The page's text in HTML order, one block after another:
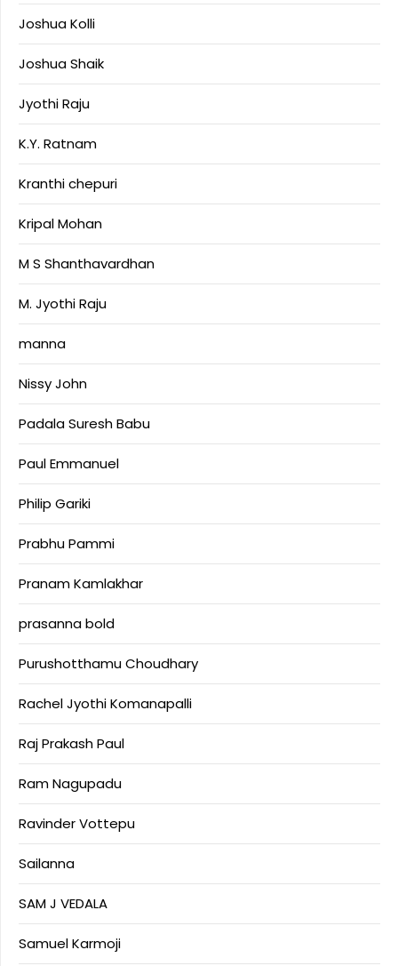
Joshua Kolli
Joshua Shaik
Jyothi Raju
K.Y. Ratnam
Kranthi chepuri
Kripal Mohan
M S Shanthavardhan
M. Jyothi Raju
manna
Nissy John
Padala Suresh Babu
Paul Emmanuel
Philip Gariki
Prabhu Pammi
Pranam Kamlakhar
prasanna bold
Purushotthamu Choudhary
Rachel Jyothi Komanapalli
Raj Prakash Paul
Ram Nagupadu
Ravinder Vottepu
Sailanna
SAM J VEDALA
Samuel Karmoji